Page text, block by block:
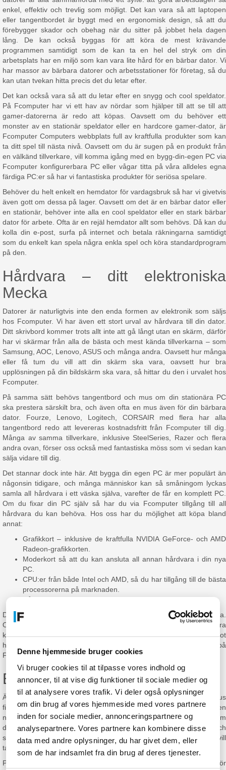
Denne hjemmeside bruger cookies
Vi bruger cookies til at tilpasse vores indhold og
annoncer, til at vise dig funktioner til sociale medier og
til at analysere vores trafik. Vi deler også oplysninger
om din brug af vores hjemmeside med vores partnere
inden for sociale medier, annonceringspartnere og
analysepartnere. Vores partnere kan kombinere disse
data med andre oplysninger, du har givet dem, eller
som de har indsamlet fra din brug af deres tjenester.
enkel, effektiv och trevlig som möjligt. Det kan vara så att laptopen
eller tangentbordet är byggt med en ergonomisk design, så att du
förebygger skador och obehag när du sitter på jobbet hela dagen
lång. De kan också byggas för att köra de mest krävande
programmen samtidigt som de kan ta en hel del stryk om din
arbetsplats har en miljö som kan vara lite hård för en bärbar dator. Vi
har massor av bärbara datorer och arbetsstationer för företag, så du
kan utan tvekan hitta precis det du letar efter.
Det kan också vara så att du letar efter en snygg och cool speldator.
På Fcomputer har vi ett hav av nördar som hjälper till att se till att
gamer-datorerna är redo att köpas. Oavsett om du behöver ett
monster av en stationär speldator eller en hardcore gamer-dator, är
Fcomputer Computers webbplats full av kraftfulla produkter som kan
ta ditt spel till nästa nivå. Oavsett om du är sugen på en produkt från
en välkänd tillverkare, vill komma igång med en bygg-din-egen PC via
Fcomputer konfigurerbara PC eller vågar titta på våra alldeles egna
färdiga PC:er så har vi fantastiska produkter för seriösa spelare.
Behöver du helt enkelt en hemdator för vardagsbruk så har vi givetvis
även gott om dessa på lager. Oavsett om det är en bärbar dator eller
en stationär, behöver inte alla en cool speldator eller en stark bärbar
dator för arbete. Ofta är en rejäl hemdator allt som behövs. Då kan du
kolla din e-post, surfa på internet och betala räkningarna samtidigt
som du enkelt kan spela några enkla spel och köra standardprogram
på den.
Hårdvara – ditt elektroniska
Mecka
Datorer är naturligtvis inte den enda formen av elektronik som säljs
hos Fcomputer. Vi har även ett stort urval av hårdvara till din dator.
Ditt skrivbord kommer trots allt inte att gå långt utan en skärm, därför
har vi skärmar från alla de bästa och mest kända tillverkarna – som
Samsung, AOC, Lenovo, ASUS och många andra. Oavsett hur många
eller få tum du vill att din skärm ska vara, oavsett hur bra
upplösningen på din bildskärm ska vara, så hittar du den i urvalet hos
Fcomputer.
På samma sätt behövs tangentbord och mus om din stationära PC
ska prestera särskilt bra, och även ofta en mus även för din bärbara
dator. Fourze, Lenovo, Logitech, CORSAIR med flera har alla
tangentbord redo att levereras kostnadsfritt från Fcomputer till dig.
Många av samma tillverkare, inklusive SteelSeries, Razer och flera
andra ovan, förser oss också med fantastiska möss som vi sedan kan
sälja vidare till dig.
Det stannar dock inte här. Att bygga din egen PC är mer populärt än
någonsin tidigare, och många människor kan så småningom lyckas
samla all hårdvara i ett väska själva, varefter de får en komplett PC.
Om du fixar din PC själv så har du via Fcomputer tillgång till all
hårdvara du kan behöva. Hos oss har du möjlighet att köpa bland
annat:
Grafikkort – inklusive de kraftfulla NVIDIA GeForce- och AMD
Radeon-grafikkorten.
Moderkort så att du kan ansluta all annan hårdvara i din nya
PC.
CPU:er från både Intel och AMD, så du har tillgång till de bästa
processorerna på marknaden.
Hårddiskar – för vem klarar sig utan en SSD nuförtiden?
Dessutom finns det möjlighet till en myriad av annan hårdvara.
Oavsett om det är ett väska för att hålla ihop hela molevitten, extra
kablar för alla möjliga ändamål, en bra strömförsörjning eller något
helt annat så kan du vara säker på att det är något vi säljer på
Fcomputer.
Elektronik för alla ändamål
Även om datorer och tillhörande hård- och mjukvara ofta står i fokus
finns det elektronik för alla ändamål hos Fcomputer. Behöver du en
ny telefon eller är GPS:en trasig? Då kan vi hantera ärtorna åt dig om
du bara skickar inköpsordern. Vi har även skrivare och
skrivarutrustning, samt kameror och allt annat du behöver när du vill
ta bra bilder eller filma coola filmer.
På Fcomputer kan du verkligen känna att du har hamnat i himlen för